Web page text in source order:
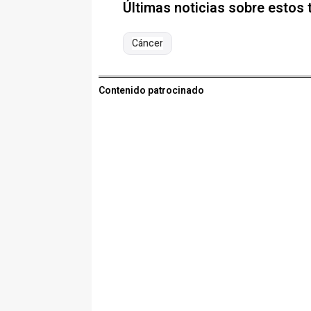
Últimas noticias sobre estos
Cáncer
Contenido patrocinado